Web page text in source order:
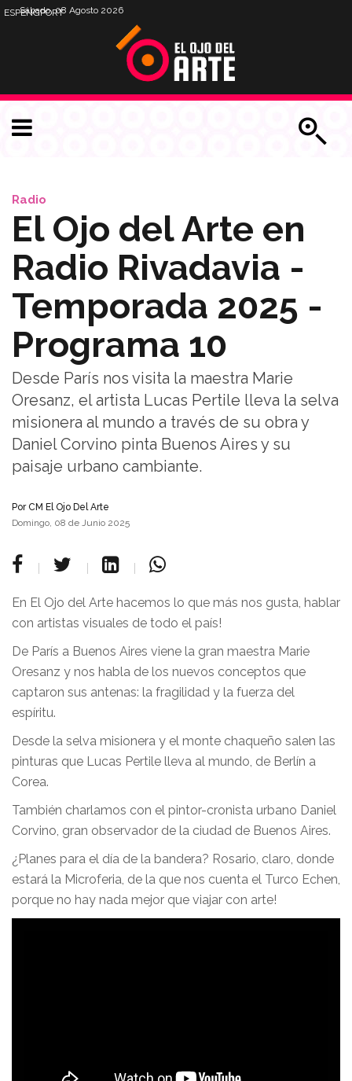
Sábado, 08 Agosto 2026
ESPENGPORT
Radio
El Ojo del Arte en
Radio Rivadavia -
Temporada 2025 -
Programa 10
Desde París nos visita la maestra Marie
Oresanz, el artista Lucas Pertile lleva la selva
misionera al mundo a través de su obra y
Daniel Corvino pinta Buenos Aires y su
paisaje urbano cambiante.
PorCM El Ojo Del Arte
Domingo, 08 de Junio 2025
En El Ojo del Arte hacemos lo que más nos gusta, hablar
con artistas visuales de todo el país!
De París a Buenos Aires viene la gran maestra Marie
Oresanz y nos habla de los nuevos conceptos que
captaron sus antenas: la fragilidad y la fuerza del
espíritu.
Desde la selva misionera y el monte chaqueño salen las
pinturas que Lucas Pertile lleva al mundo, de Berlín a
Corea.
También charlamos con el pintor-cronista urbano Daniel
Corvino, gran observador de la ciudad de Buenos Aires.
¿Planes para el día de la bandera? Rosario, claro, donde
estará la Microferia, de la que nos cuenta el Turco Echen,
porque no hay nada mejor que viajar con arte!